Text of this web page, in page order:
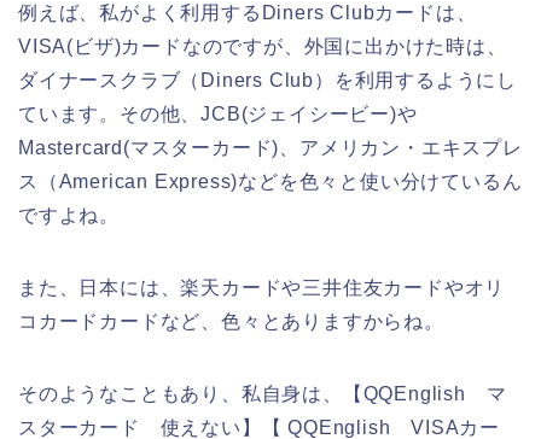
例えば、私がよく利用するDiners Clubカードは、
VISA(ビザ)カードなのですが、外国に出かけた時は、
ダイナースクラブ（Diners Club）を利用するようにし
ています。その他、JCB(ジェイシービー)や
Mastercard(マスターカード)、アメリカン・エキスプレ
ス（American Express)などを色々と使い分けているん
ですよね。
また、日本には、楽天カードや三井住友カードやオリ
コカードカードなど、色々とありますからね。
そのようなこともあり、私自身は、【QQEnglish マ
スターカード 使えない】【 QQEnglish VISAカー